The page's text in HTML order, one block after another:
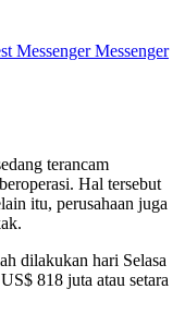
Messenger Messenger
terancam
Hal tersebut
itu, perusahaan juga
dilakukan hari Selasa
818 juta atau setara